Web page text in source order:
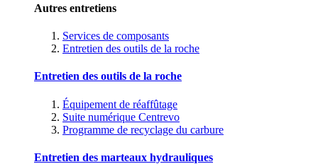
Autres entretiens
Services de composants
Entretien des outils de la roche
Entretien des outils de la roche
Équipement de réaffûtage
Suite numérique Centrevo
Programme de recyclage du carbure
Entretien des marteaux hydrauliques